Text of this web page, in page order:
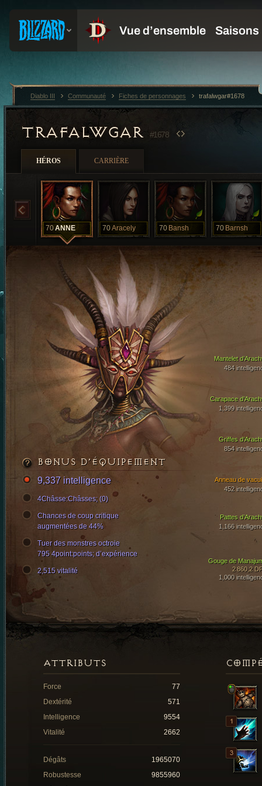
TRAFALWGAR #1678
HÉROS CARRIÈRE
70ANNE 70Aracely 70 Bansh 70 Barnsh
Carapace
1,399
Griffes
854
Mantelet
484
Pattes
1,166
Gouge de
2 860,2
1,000
Anneau de
452
BONUS D’ÉQUIPEMENT
9,337 intelligence
4Châsse:Châsses; (0)
Chances de coup critique
augmentées de 44%
Tuer des monstres octroie
795 4point:points; d’expérience
2,515 vitalité
ATTRIBUTS
Force
77
Dextérité
571
Intelligence
9554
Vitalité
2662
Dégâts
1965070
Robustesse
9855960
Diablo III Communauté Fiches de personnages trafalwgar#1678